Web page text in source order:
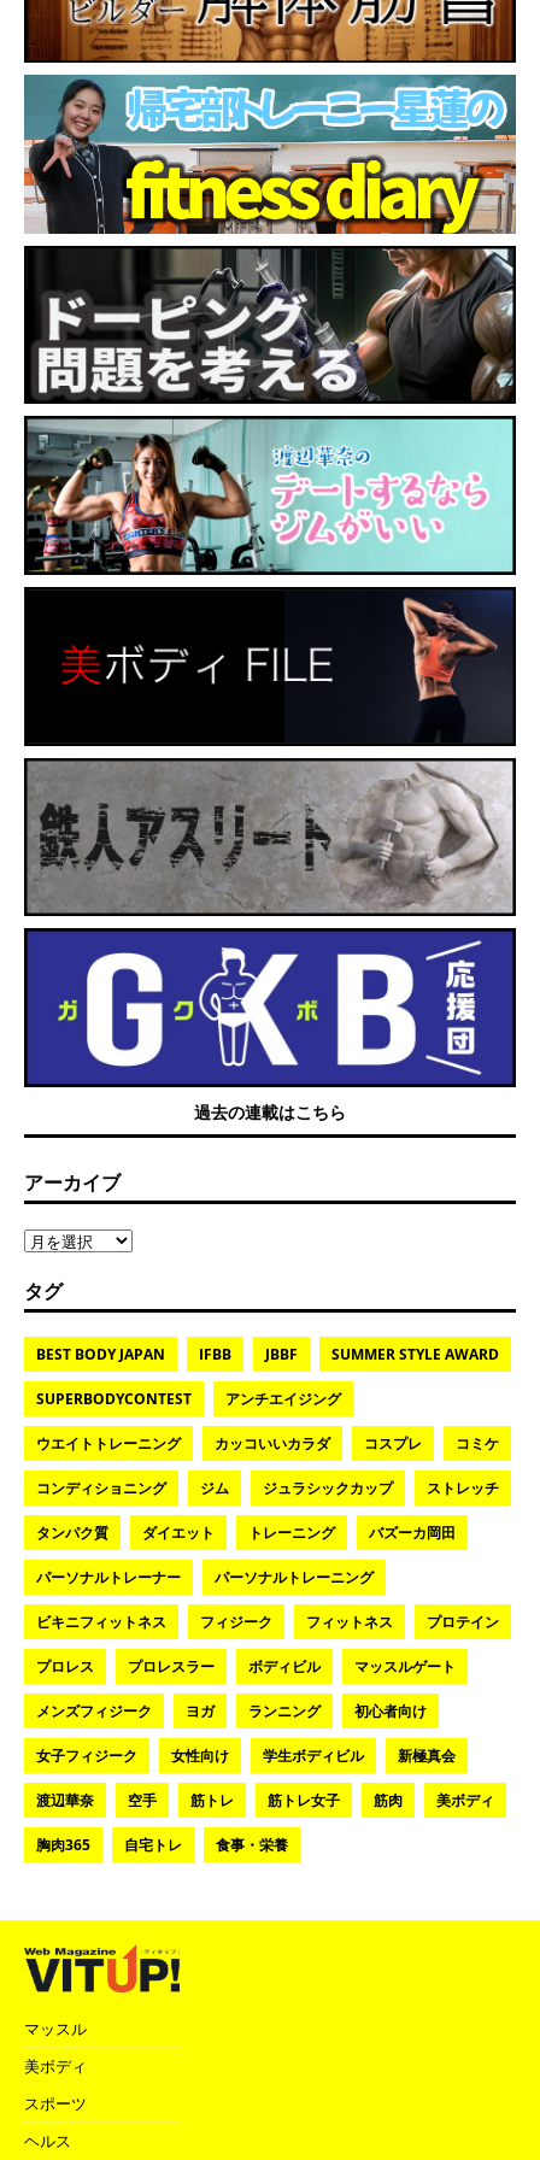
過去の連載はこちら
アーカイブ
タグ
BEST BODY JAPAN IFBB JBBF SUMMER STYLE AWARD
SUPERBODYCONTEST アンチエイジング
ウエイトトレーニング カッコいいカラダ コスプレ コミケ
コンディショニング ジム ジュラシックカップ ストレッチ
タンパク質 ダイエット トレーニング バズーカ岡田
パーソナルトレーナー パーソナルトレーニング
ビキニフィットネス フィジーク フィットネス プロテイン
プロレス プロレスラー ボディビル マッスルゲート
メンズフィジーク ヨガ ランニング 初心者向け
女子フィジーク 女性向け 学生ボディビル 新極真会
渡辺華奈 空手 筋トレ 筋トレ女子 筋肉 美ボディ
胸肉365 自宅トレ 食事・栄養
マッスル
美ボディ
スポーツ
ヘルス